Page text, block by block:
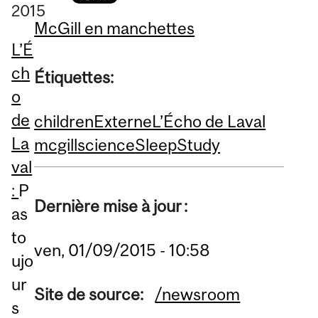
2015
L’É
ch
o
de
La
val
: P
as
to
ujo
ur
s
McGill en manchettes
Étiquettes:
childrenExterneL’Écho de Laval
mcgillscienceSleepStudy
Dernière mise à jour :
ven, 01/09/2015 - 10:58
Site de source: /newsroom